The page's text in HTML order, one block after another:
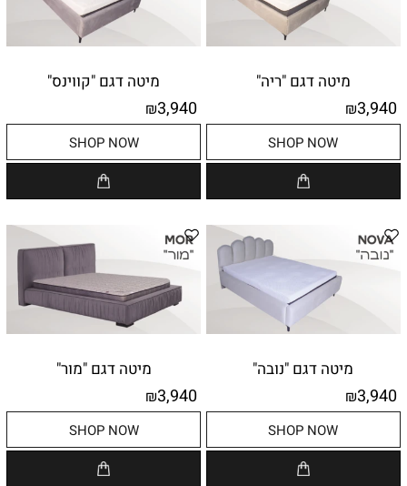
מיטה דגם "ריה"
₪3,940
SHOP NOW
מיטה דגם "קווינס"
₪3,940
SHOP NOW
מיטה דגם "נובה"
₪3,940
SHOP NOW
מיטה דגם "מור"
₪3,940
SHOP NOW